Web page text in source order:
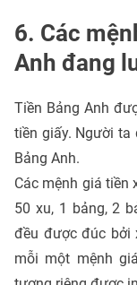
6. Các
Anh đang
Tiền Bảng Anh
tiền giấy. Người ta
Bảng Anh.
Các mệnh giá tiền
50 xu, 1 bảng, 2
đều được đúc bởi
mỗi một mệnh